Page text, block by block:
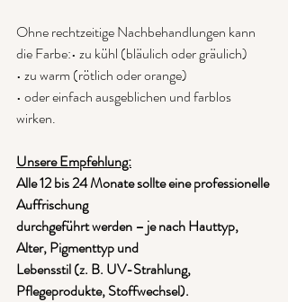
Ohne rechtzeitige Nachbehandlungen kann
die Farbe:• zu kühl (bläulich oder gräulich)
• zu warm (rötlich oder orange)
• oder einfach ausgeblichen und farblos
wirken.
Unsere Empfehlung:
Alle 12 bis 24 Monate sollte eine professionelle
Auffrischung
durchgeführt werden – je nach Hauttyp,
Alter, Pigmenttyp und
Lebensstil (z. B. UV-Strahlung,
Pflegeprodukte, Stoffwechsel).